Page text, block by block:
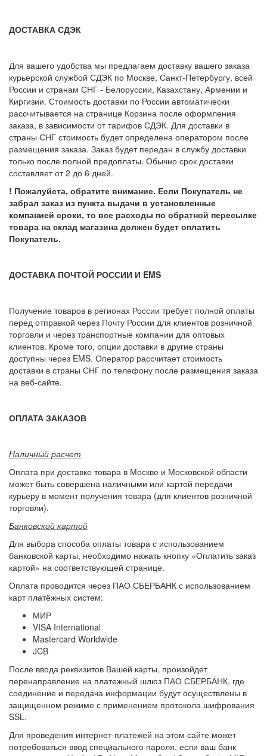
ДОСТАВКА СДЭК
Для вашего удобства мы предлагаем доставку вашего заказа
курьерской службой СДЭК по Москве, Санкт-Петербургу, всей
России и странам СНГ - Белоруссии, Казахстану, Армении и
Киргизии. Стоимость доставки по России автоматически
рассчитывается на странице Корзина после оформления
заказа, в зависимости от тарифов СДЭК. Для доставки в
страны СНГ стоимость будет определена оператором после
размещения заказа. Заказ будет передан в службу доставки
только после полной предоплаты. Обычно срок доставки
составляет от 2 до 6 дней.
! Пожалуйста, обратите внимание. Если Покупатель не
забрал заказ из пункта выдачи в установленные
компанией сроки, то все расходы по обратной пересылке
товара на склад магазина должен будет оплатить
Покупатель.
ДОСТАВКА ПОЧТОЙ РОССИИ И EMS
Получение товаров в регионах России требует полной оплаты
перед отправкой через Почту России для клиентов розничной
торговли и через транспортные компании для оптовых
клиентов. Кроме того, опции доставки в другие страны
доступны через EMS. Оператор рассчитает стоимость
доставки в страны СНГ по телефону после размещения заказа
на веб-сайте.
ОПЛАТА ЗАКАЗОВ
Наличный расчет
Оплата при доставке товара в Москве и Московской области
может быть совершена наличными или картой передачи
курьеру в момент получения товара (для клиентов розничной
торговли).
Банковской картой
Для выбора способа оплаты товара с использованием
банковской карты, необходимо нажать кнопку «Оплатить заказ
картой» на соответствующей странице.
Оплата проводится через ПАО СБЕРБАНК с использованием
карт платёжных систем:
МИР
VISA International
Mastercard Worldwide
JCB
После ввода реквизитов Вашей карты, произойдет
перенаправление на платежный шлюз ПАО СБЕРБАНК, где
соединение и передача информации будут осуществлены в
защищенном режиме с применением протокола шифрования
SSL.
Для проведения интернет-платежей на этом сайте может
потребоваться ввод специального пароля, если ваш банк